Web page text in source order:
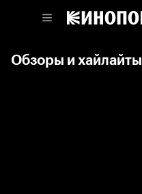
Обзоры и хайлайты